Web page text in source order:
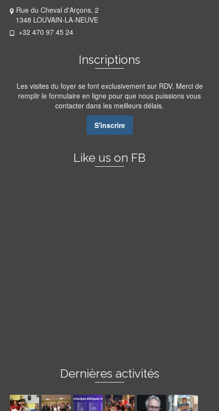
Rue du Cheval d'Arçons, 2
1348 LOUVAIN-LA-NEUVE
+32 470 97 45 24
Inscriptions
Les visites du foyer se font exclusivement sur RDV. Merci de
remplir le formulaire en ligne pour que nous puissions vous
contacter dans les meilleurs délais.
S'inscrire
Like us on FB
Dernières activités